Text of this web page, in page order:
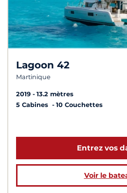
Lagoon 42
Martinique
2019
13.2 mètres
5 Cabines
10 Couchettes
Entrez vos
Voir le